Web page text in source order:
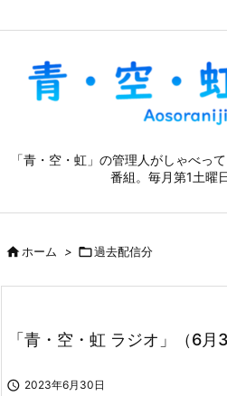
「青・空・虹」の管理人がしゃべっ
番組。毎月第1土曜
ホーム > 過去配信分
「青・空・虹 ラジオ」（6月
 2023年6月30日